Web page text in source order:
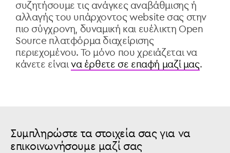
συζητήσουμε τις ανάγκες αναβάθμισης ή
αλλαγής του υπάρχοντος website σας στην
πιο σύγχρονη, δυναμική και ευέλικτη Open
Source πλατφόρμα διαχείρισης
περιεχομένου. Το μόνο που χρειάζεται να
κάνετε είναινα έρθετε σε επαφή μαζί μας.
Συμπληρώστε τα στοιχεία σας για να
επικοινωνήσουμε μαζί σας